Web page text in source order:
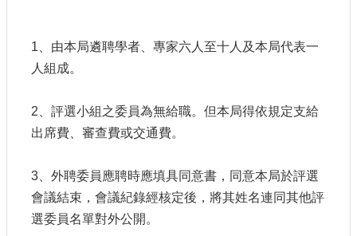
1、由本局遴聘學者、專家六人至十人及本局代表一
人組成。
2、評選小組之委員為無給職。但本局得依規定支給
出席費、審查費或交通費。
3、外聘委員應聘時應填具同意書，同意本局於評選
會議結束，會議紀錄經核定後，將其姓名連同其他評
選委員名單對外公開。